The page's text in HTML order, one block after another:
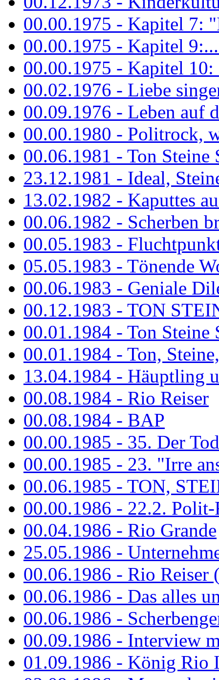
00.00.1975 - Kapitel 7:
00.00.1975 - Kapitel
00.00.1975 - Kapitel
00.02.1976 - Liebe
00.09.1976 - Leben auf
00.00.1980 - Politrock,
00.06.1981 - Ton Steine
23.12.1981 - Ideal,
13.02.1982 - Kaputtes
00.06.1982 - Scherben
00.05.1983 -
05.05.1983 - Tönende
00.06.1983 - Geniale
00.12.1983 - TON
00.01.1984 - Ton Steine
00.01.1984 - Ton,
13.04.1984 - Häuptling
00.08.1984 - Rio Reiser
00.08.1984 - BAP
00.00.1985 - 35. Der
00.00.1985 - 23. "Irre
00.06.1985 - TON,
00.00.1986 - 22.2.
00.04.1986 - Rio Grande
25.05.1986 -
00.06.1986 - Rio Reiser
00.06.1986 - Das alles
00.06.1986 -
00.09.1986 - Interview
01.09.1986 - König Rio